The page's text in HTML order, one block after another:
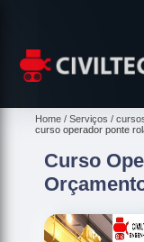
Home Serviços
curso operador ponte
Curso